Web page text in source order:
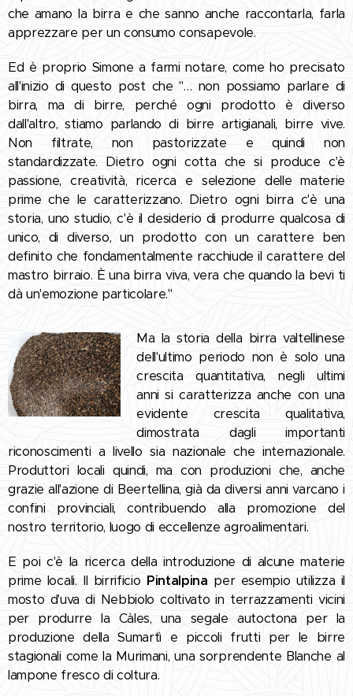
che amano la birra e che sanno anche raccontarla, farla
apprezzare per un consumo consapevole.
Ed è proprio Simone a farmi notare, come ho precisato
all'inizio di questo post che "… non possiamo parlare di
birra, ma di birre, perché ogni prodotto è diverso
dall'altro, stiamo parlando di birre artigianali, birre vive.
Non filtrate, non pastorizzate e quindi non
standardizzate. Dietro ogni cotta che si produce c'è
passione, creatività, ricerca e selezione delle materie
prime che le caratterizzano. Dietro ogni birra c'è una
storia, uno studio, c'è il desiderio di produrre qualcosa di
unico, di diverso, un prodotto con un carattere ben
definito che fondamentalmente racchiude il carattere del
mastro birraio. È una birra viva, vera che quando la bevi ti
dà un'emozione particolare."
Ma la storia della birra valtellinese
dell'ultimo periodo non è solo una
crescita quantitativa, negli ultimi
anni si caratterizza anche con una
evidente crescita qualitativa,
dimostrata dagli importanti
riconoscimenti a livello sia nazionale che internazionale.
Produttori locali quindi, ma con produzioni che, anche
grazie all'azione di Beertellina, già da diversi anni varcano i
confini provinciali, contribuendo alla promozione del
nostro territorio, luogo di eccellenze agroalimentari.
E poi c'è la ricerca della introduzione di alcune materie
prime locali. Il birrificio Pintalpinaper esempio utilizza il
mosto d'uva di Nebbiolo coltivato in terrazzamenti vicini
per produrre la Càles, una segale autoctona per la
produzione della Sumartì e piccoli frutti per le birre
stagionali come la Murimani, una sorprendente Blanche al
lampone fresco di coltura.